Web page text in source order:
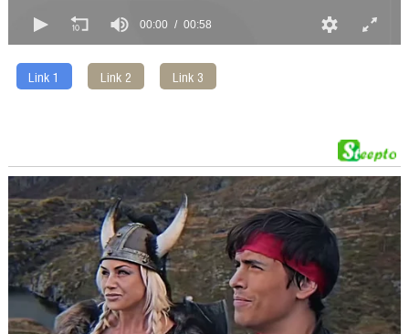
00:00 00:58
Link 1 Link 2 Link 3